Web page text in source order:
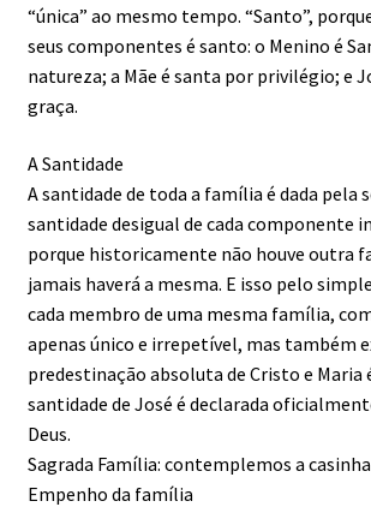
“única” ao mesmo tempo. “Santo”,
seus componentes é santo: o Menino é
natureza; a Mãe é santa por privilégio; e
graça.
A Santidade
A santidade de toda a família é dada pela
santidade desigual de cada componente
porque historicamente não houve outra
jamais haverá a mesma. E isso pelo
cada membro de uma mesma família,
apenas único e irrepetível, mas também
predestinação absoluta de Cristo e Maria
santidade de José é declarada
Deus.
Sagrada Família: contemplemos a
Empenho da família